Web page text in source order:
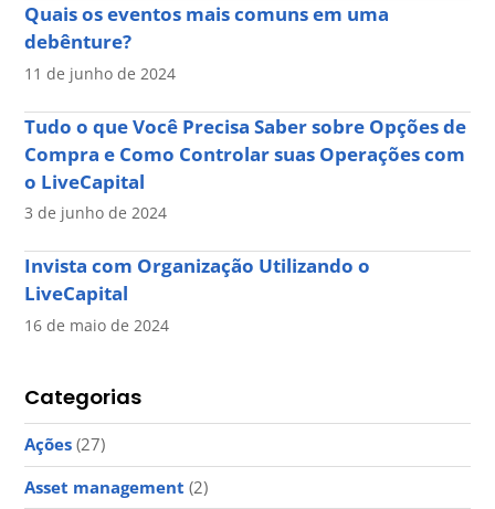
Quais os eventos mais comuns em uma
debênture?
11 de junho de 2024
Tudo o que Você Precisa Saber sobre Opções de
Compra e Como Controlar suas Operações com
o LiveCapital
3 de junho de 2024
Invista com Organização Utilizando o
LiveCapital
16 de maio de 2024
Categorias
Ações (27)
Asset management (2)